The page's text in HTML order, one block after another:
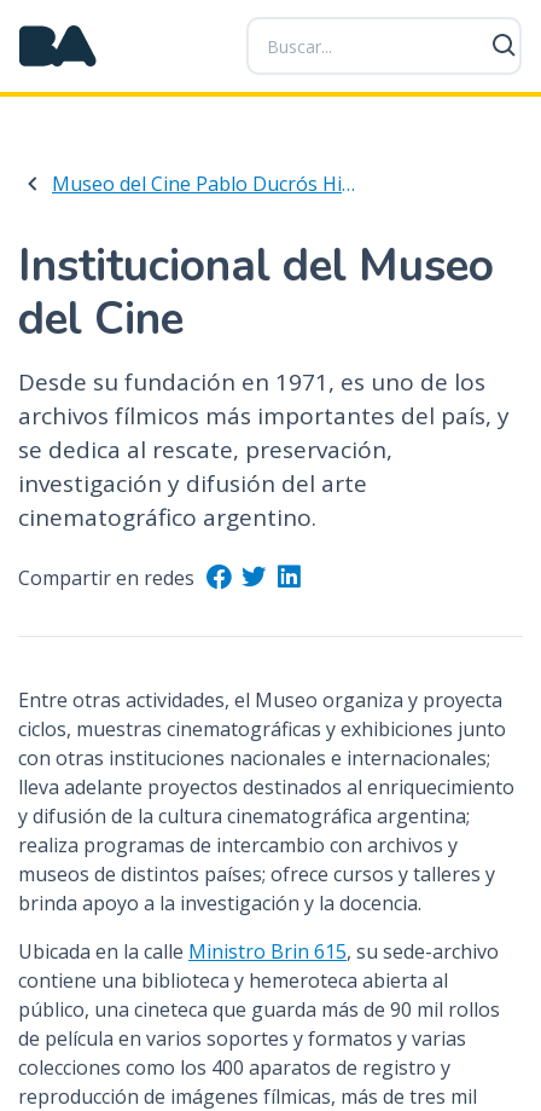
P
a
s
a
l
d
o
p
r
n
c
l
Museo del Cine Pablo Ducrós Hicken
Institucional del Museo
del Cine
Desde su fundación en 1971, es uno de los
archivos fílmicos más importantes del país, y
se dedica al rescate, preservación,
investigación y difusión del arte
cinematográfico argentino.
Compartir en redes
Entre otras actividades, el Museo organiza y proyecta
ciclos, muestras cinematográficas y exhibiciones junto
con otras instituciones nacionales e internacionales;
lleva adelante proyectos destinados al enriquecimiento
y difusión de la cultura cinematográfica argentina;
realiza programas de intercambio con archivos y
museos de distintos países; ofrece cursos y talleres y
brinda apoyo a la investigación y la docencia.
Ubicada en la calle Ministro Brin 615, su sede-archivo
contiene una biblioteca y hemeroteca abierta al
público, una cineteca que guarda más de 90 mil rollos
de película en varios soportes y formatos y varias
colecciones como los 400 aparatos de registro y
reproducción de imágenes fílmicas, más de tres mil